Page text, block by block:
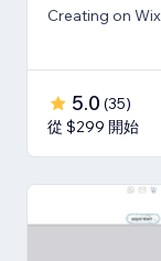
Creating on
5.0 (35)
從 $299 開始